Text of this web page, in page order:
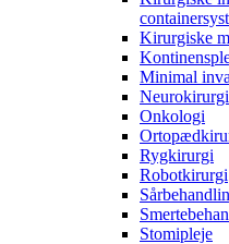
Kirurgiske
Minimal
Neurokirurgi
Onkologi
Rygkirurgi
Robotkirurgi
Stomipleje